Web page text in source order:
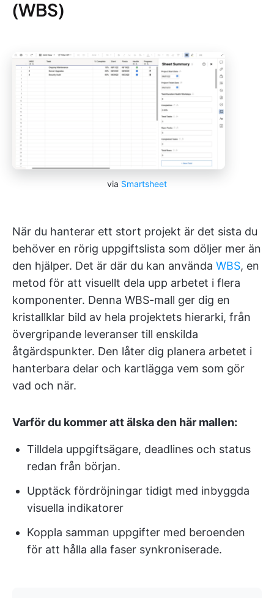
(WBS)
via Smartsheet
När du hanterar ett stort projekt är det sista du
behöver en rörig uppgiftslista som döljer mer än
den hjälper. Det är där du kan använda WBS, en
metod för att visuellt dela upp arbetet i flera
komponenter. Denna WBS-mall ger dig en
kristallklar bild av hela projektets hierarki, från
övergripande leveranser till enskilda
åtgärdspunkter. Den låter dig planera arbetet i
hanterbara delar och kartlägga vem som gör
vad och när.
Varför du kommer att älska den här mallen:
Tilldela uppgiftsägare, deadlines och status
redan från början.
Upptäck fördröjningar tidigt med inbyggda
visuella indikatorer
Koppla samman uppgifter med beroenden
för att hålla alla faser synkroniserade.